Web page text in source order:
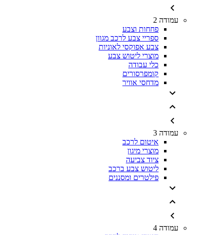
עמודה 2
פחחות וצבע
ספריי צבע לרכב מגוון
צבע אפוקסי לאוניות
מוצרי ליטוש צבע
כלי עבודה
קומפרסורים
מדחסי אוויר
עמודה 3
איטום לרכב
מוצרי מיגון
ציוד צביעה
ליטוש צבע ברכב
פילטרים ומסננים
עמודה 4